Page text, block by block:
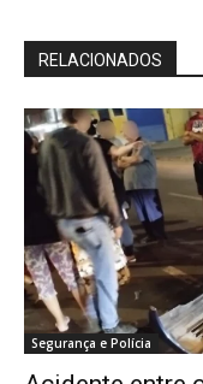
RELACIONADOS
Segurança e Polícia